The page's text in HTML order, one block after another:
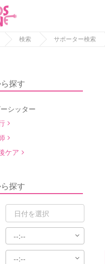
検索 サポーター検索
探す
シッター
ケア
探す